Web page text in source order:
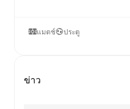
แมตช์ ประตู
ข่าว